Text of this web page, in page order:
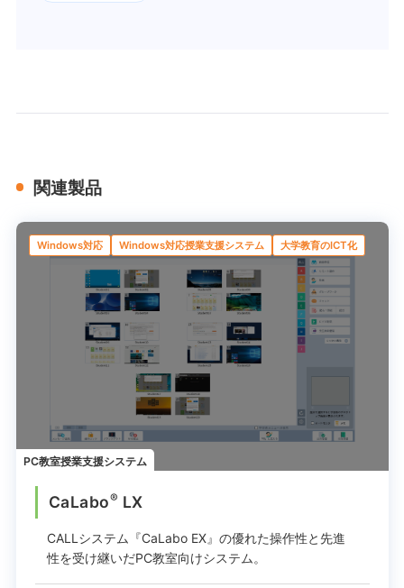
関連製品
Windows対応 Windows対応授業支援システム 大学教育のICT化
PC教室授業支援システム
CaLabo® LX
CALLシステム『CaLabo EX』の優れた操作性と先進
性を受け継いだPC教室向けシステム。